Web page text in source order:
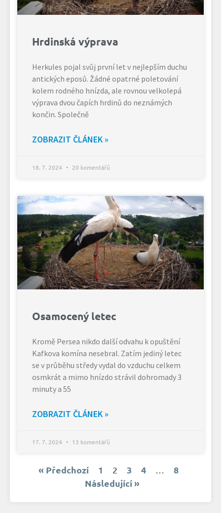
Hrdinská výprava
Herkules pojal svůj první let v nejlepším duchu
antických eposů. Žádné opatrné poletování
kolem rodného hnízda, ale rovnou velkolepá
výprava dvou čapích hrdinů do neznámých
končin. Společně
ZOBRAZIT ČLÁNEK »
18. 7. 2024 20 komentářů
Osamocený letec
Kromě Persea nikdo další odvahu k opuštění
Kafkova komína nesebral. Zatím jediný letec
se v průběhu středy vydal do vzduchu celkem
osmkrát a mimo hnízdo strávil dohromady 3
minuty a 55
ZOBRAZIT ČLÁNEK »
17. 7. 2024 13 komentářů
« Předchozí 1 2 3 4 …
8
Následující »